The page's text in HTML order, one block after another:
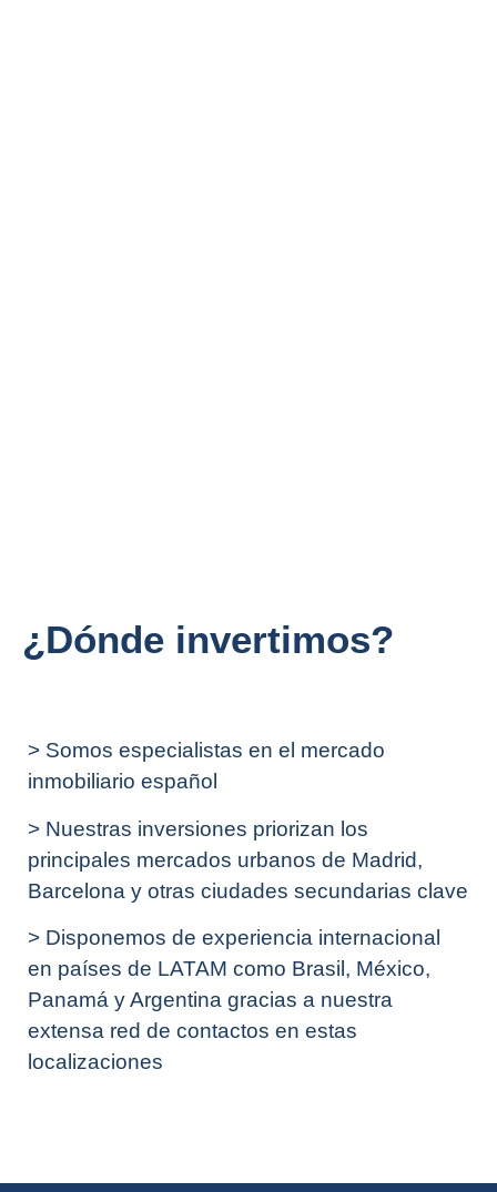
¿Dónde invertimos?
> Somos especialistas en el mercado
inmobiliario español
> Nuestras inversiones priorizan los
principales mercados urbanos de Madrid,
Barcelona y otras ciudades secundarias clave
> Disponemos de experiencia internacional
en países de LATAM como Brasil, México,
Panamá y Argentina gracias a nuestra
extensa red de contactos en estas
localizaciones